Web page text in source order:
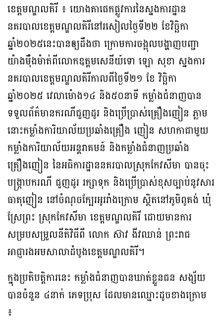
ខេត្តមណ្ឌលគិរី ៖ យោងតាផេកផ្លូវការនៃស្នងការដ្ឋាន
នគរបាលខេត្តមណ្ឌលគិរីនៅរសៀលថ្ងៃទី២២ ខែវិច្ឆិកា
ឆ្នាំ២០២៥នេះបានឲ្យដឹងថា ក្រោមការចង្អុលបង្ហាញបញ្ជា
យ៉ាងម៉ឺងម៉ាត់ពីលោកឧត្តមសេនីយ៍ទោ ឡោ សុខា ស្នងការ
នគរបាលខេត្តមណ្ឌលគិរីកាលពីថ្ងៃទី២១ ខែ វិច្ឆិកា
ឆ្នាំ២០២៥ វេលាម៉ោង១៤ និង៥០នាទី កម្លាំងជំនាញបាន
ទទួលព័ត៌មានករណីជួញដូរ និងប្រើប្រាស់គ្រឿងញៀន ភ្លាម
នោះកម្លាំងការិយាល័យប្រឆាំងគ្រឿង ញៀន សហកាជាមួយ
កម្លាំងការិយាល័យអន្តរាគមន៍ និងកម្លាំងជំនាញប្រឆាំង
គ្រឿងញៀន នៃអធិការដ្ឋាននគរបាលស្រុកកែវសីមា បានចុះ
បង្ក្រាបករណី ជួញដូរ រក្សាទុក និងប្រើប្រាស់ខុសច្បាប់នូវសារ
ធាតុញៀន នៅចំណុចក្បែរអូររាំងក្រោម ស្ថិតនៅភូមិពូគង់ ឃុំ
ស្រែព្រះ ស្រុកកែវសីមា ខេត្តមណ្ឌលគិរី ដោយមានការ
សម្របសម្រួលនីតិវិធីពី លោក ស៊ាវ ងីវឈាន់ ព្រះរាជ
អាជ្ញារងអមសាលាដំបូងខេត្តមណ្ឌលគិរី។
ក្នុងប្រតិបត្តិការនេះ កម្លាំងជំនាញបានឃាត់ខ្លួនជន សង្ស័យ
បានចំនួន ៤នាក់ ភេទប្រុស ដែលមានឈ្មោះដូចខាងក្រោម
៖